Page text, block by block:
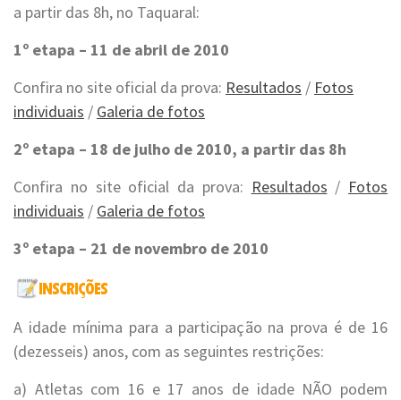
a partir das 8h, no Taquaral:
1º etapa – 11 de abril de 2010
Confira no site oficial da prova: Resultados / Fotos
individuais / Galeria de fotos
2º etapa – 18 de julho de 2010, a partir das 8h
Confira no site oficial da prova: Resultados / Fotos
individuais / Galeria de fotos
3º etapa – 21 de novembro de 2010
A idade mínima para a participação na prova é de 16
(dezesseis) anos, com as seguintes restrições:
a) Atletas com 16 e 17 anos de idade NÃO podem